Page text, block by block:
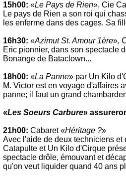
15h00: «Le Pays de Rien», Cie
Le pays de Rien a son roi qui
les enferme dans des cages. Sa
16h30: «Azimut St. Amour 1ère»,
Eric pionnier, dans son spectacle
Bonange de Bataclown...
18h00: «La Panne» par Un Kilo
M. Victor est en voyage d'affaires
panne; il faut un grand
«Les Soeurs Carbure»
21h00: Cabaret «Héritage ?»
Avec l'aide de deux techniciens
Catapulte et Un Kilo d'Cirque
spectacle drôle, émouvant et
qu'on veut liquider quand 40 ans